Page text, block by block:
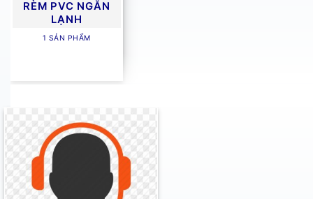
RÈM PVC NGĂN
LẠNH
1 SẢN PHẨM
Rèm PVC Ngăn Lạnh/Ngăn Côn
Rèm PVC đa năng của Rèm Cửa Long Thành